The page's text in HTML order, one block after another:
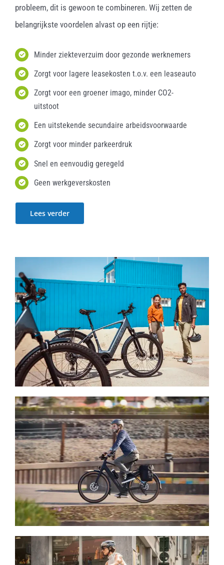
probleem, dit is gewoon te combineren. Wij zetten de
belangrijkste voordelen alvast op een rijtje:
Minder ziekteverzuim door gezonde werknemers
Zorgt voor lagere leasekosten t.o.v. een leaseauto
Zorgt voor een groener imago, minder CO2-
uitstoot
Een uitstekende secundaire arbeidsvoorwaarde
Zorgt voor minder parkeerdruk
Snel en eenvoudig geregeld
Geen werkgeverskosten
Lees verder